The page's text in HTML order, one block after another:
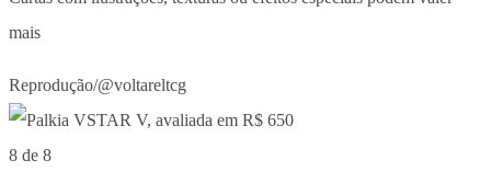
mais
Reprodução/@voltareltcg
8 de 8